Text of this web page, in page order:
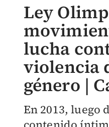
Ley
lucha
violencia
género |
En 2013, luego